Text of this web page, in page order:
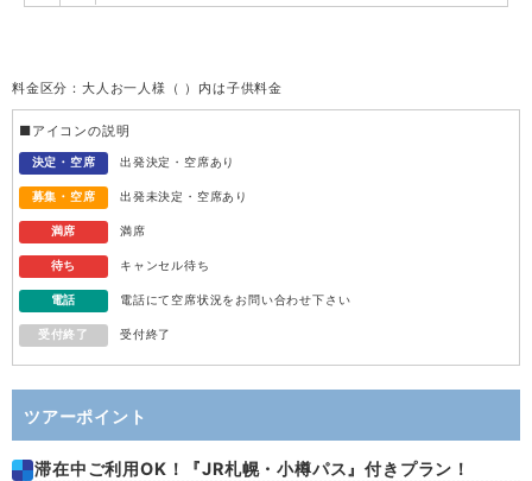
水 12
木 13
金 14
日 16
月 17
火 18
料金区分：大人お一人様（ ）内は子供料金
■アイコンの説明
決定・空席 出発決定・空席あり
募集・空席 出発未決定・空席あり
満席 満席
待ち キャンセル待ち
電話 電話にて空席状況をお問い合わせ下さい
受付終了 受付終了
ツアーポイント
滞在中ご利用OK！『JR札幌・小樽パス』付きプラン！